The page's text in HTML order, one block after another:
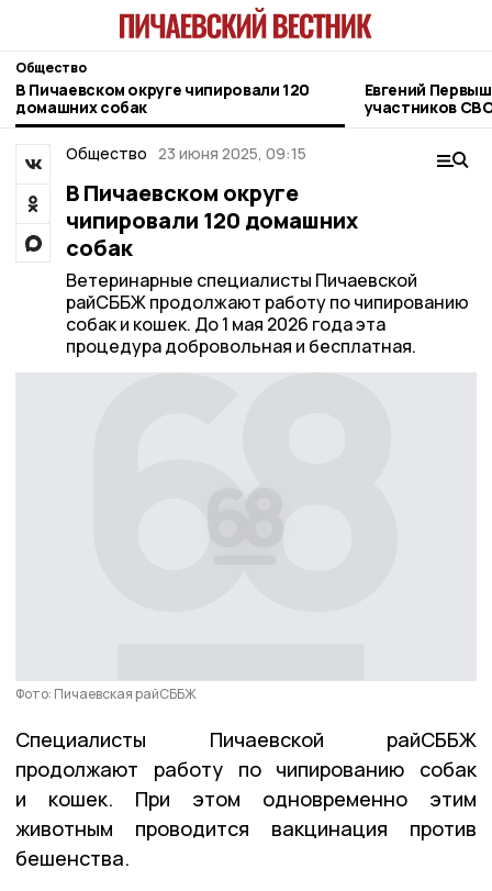
Общество
В Пичаевском округе чипировали 120
домашних собак
Евгений
участников
фонда
Общество 23 июня 2025, 09:15
В Пичаевском округе
чипировали 120 домашних
собак
Ветеринарные специалисты Пичаевской
райСББЖ продолжают работу по чипированию
собак и кошек. До 1 мая 2026 года эта
процедура добровольная и бесплатная.
Фото: Пичаевская райСББЖ
Специалисты Пичаевской райСББЖ
продолжают работу по чипированию собак
и кошек. При этом одновременно этим
животным проводится вакцинация против
бешенства.